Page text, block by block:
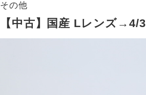
その他
【中古】国産 Lレンズ→4/3